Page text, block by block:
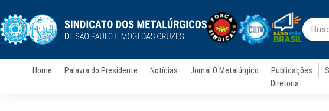
Home Palavra do Presidente Notícias Jornal O Metalúrgico Publicações
Diretoria